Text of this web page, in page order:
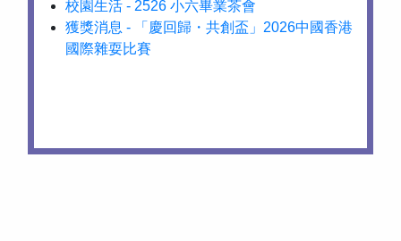
校園生活 - 2526 小六畢業茶會
獲獎消息 - 「慶回歸・共創盃」2026中國香港
國際雜耍比賽